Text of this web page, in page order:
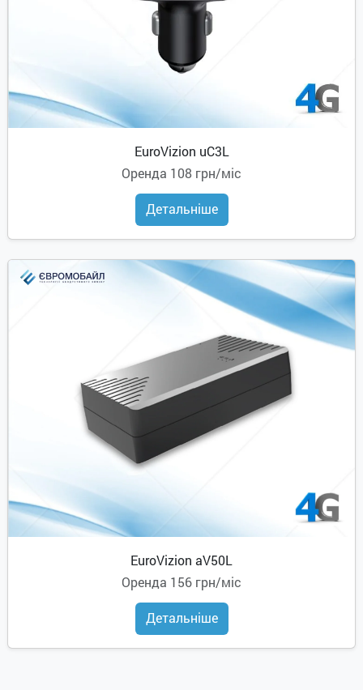
EuroVizion uC3L
Оренда 108 грн/міс
Детальніше
EuroVizion aV50L
Оренда 156 грн/міс
Детальніше